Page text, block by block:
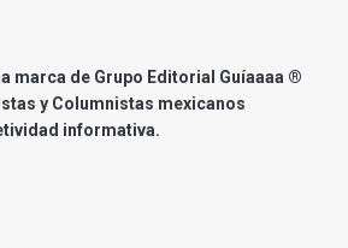
marca de Grupo Editorial Guíaaaa ®
y Columnistas mexicanos
informativa.